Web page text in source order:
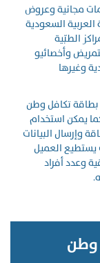
مجانية وعروض
السعودية
الطبّية
وأخصائيو
وغيرها
بطاقة تكافل وطن
يمكن استخدام
وإرسال البيانات
يستطيع العميل
وعدد أفراد
وطن